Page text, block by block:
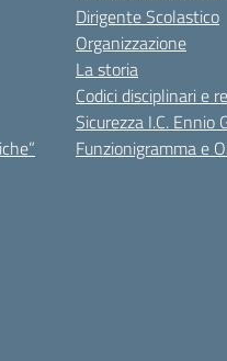
Dirigente Scolastico
Organizzazione
La storia
Codici disciplinari e
Sicurezza I.C. Ennio
Funzionigramma e